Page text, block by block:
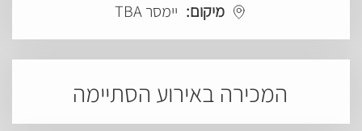
מיקום: יימסר TBA
המכירה באירוע הסתיימה